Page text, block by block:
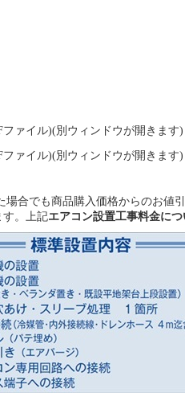
ファイル)(別ウィンドウが開きます)
ファイル)(別ウィンドウが開きます
合でも商品購入価格からのお値引
す。上記エアコン設置工事料金につ